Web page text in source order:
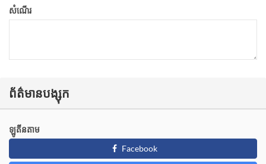
សំណើរ
ព័ត៌មានបង្សុក
ឡូតីនតាម
Facebook